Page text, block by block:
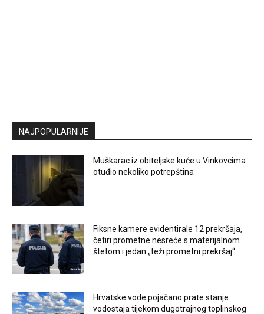
NAJPOPULARNIJE
Muškarac iz obiteljske kuće u Vinkovcima
otuđio nekoliko potrepština
Fiksne kamere evidentirale 12 prekršaja,
četiri prometne nesreće s materijalnom
štetom i jedan „teži prometni prekršaj“
Hrvatske vode pojačano prate stanje
vodostaja tijekom dugotrajnog toplinskog